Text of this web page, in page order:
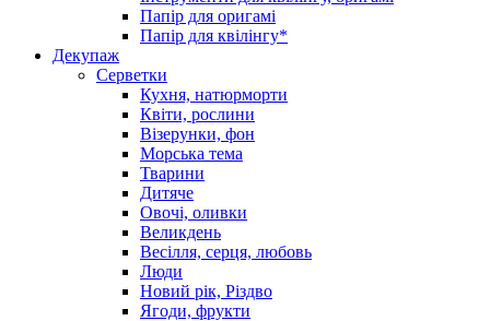
Папір для оригамі
Папір для квілінгу*
Декупаж
Серветки
Кухня, натюрморти
Квіти, рослини
Візерунки, фон
Морська тема
Тварини
Дитяче
Овочі, оливки
Великдень
Весілля, серця, любовь
Люди
Новий рік, Різдво
Ягоди, фрукти